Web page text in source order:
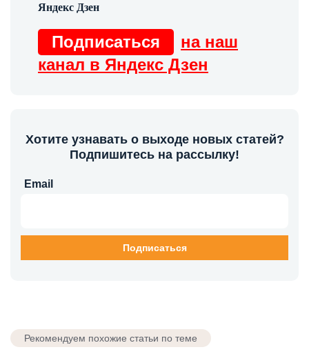
Подписаться
на наш
канал в Яндекс Дзен
Хотите узнавать о выходе новых статей?
Подпишитесь на рассылку!
Email
Рекомендуем похожие статьи по теме